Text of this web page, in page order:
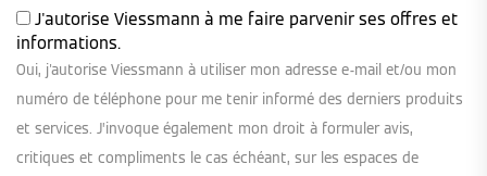
J'autorise Viessmann à me faire parvenir ses offres et
informations.
Oui, j'autorise Viessmann à utiliser mon adresse e-mail et/ou mon
numéro de téléphone pour me tenir informé des derniers produits
et services. J’invoque également mon droit à formuler avis,
critiques et compliments le cas échéant, sur les espaces de